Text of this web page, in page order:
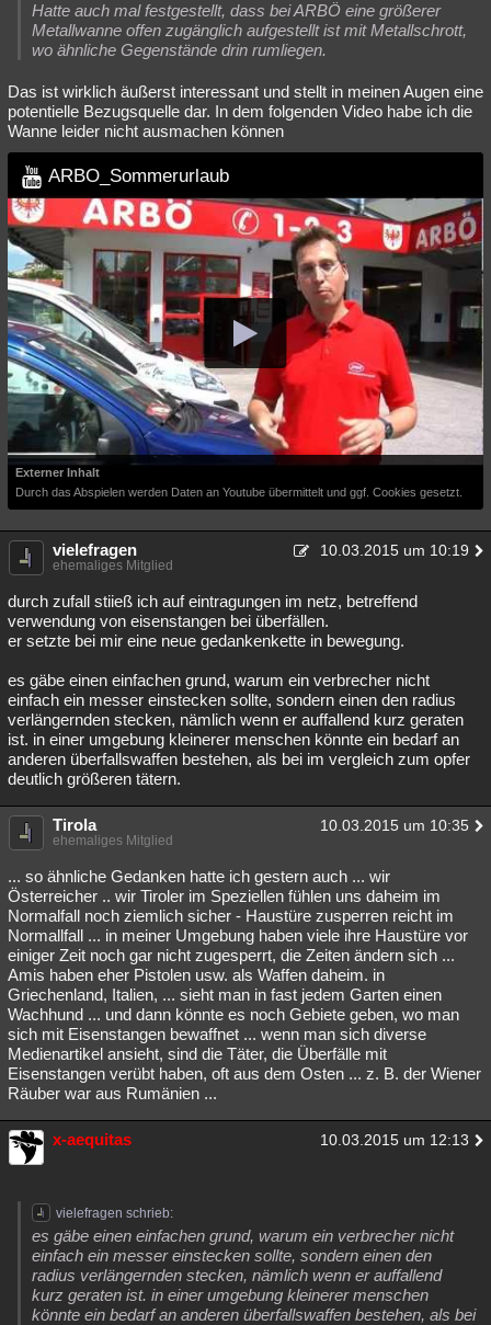
Hatte auch mal festgestellt, dass bei ARBÖ eine größerer
Metallwanne offen zugänglich aufgestellt ist mit Metallschrott,
wo ähnliche Gegenstände drin rumliegen.
Das ist wirklich äußerst interessant und stellt in meinen Augen eine
potentielle Bezugsquelle dar. In dem folgenden Video habe ich die
Wanne leider nicht ausmachen können
ARBO_Sommerurlaub
Externer Inhalt
Durch das Abspielen werden Daten an Youtube übermittelt und ggf. Cookies gesetzt.
vielefragen 10.03.2015 um 10:19
ehemaliges Mitglied
durch zufall stiieß ich auf eintragungen im netz, betreffend
verwendung von eisenstangen bei überfällen.
er setzte bei mir eine neue gedankenkette in bewegung.
es gäbe einen einfachen grund, warum ein verbrecher nicht
einfach ein messer einstecken sollte, sondern einen den radius
verlängernden stecken, nämlich wenn er auffallend kurz geraten
ist. in einer umgebung kleinerer menschen könnte ein bedarf an
anderen überfallswaffen bestehen, als bei im vergleich zum opfer
deutlich größeren tätern.
Tirola 10.03.2015 um 10:35
ehemaliges Mitglied
... so ähnliche Gedanken hatte ich gestern auch ... wir
Österreicher .. wir Tiroler im Speziellen fühlen uns daheim im
Normalfall noch ziemlich sicher - Haustüre zusperren reicht im
Normallfall ... in meiner Umgebung haben viele ihre Haustüre vor
einiger Zeit noch gar nicht zugesperrt, die Zeiten ändern sich ...
Amis haben eher Pistolen usw. als Waffen daheim. in
Griechenland, Italien, ... sieht man in fast jedem Garten einen
Wachhund ... und dann könnte es noch Gebiete geben, wo man
sich mit Eisenstangen bewaffnet ... wenn man sich diverse
Medienartikel ansieht, sind die Täter, die Überfälle mit
Eisenstangen verübt haben, oft aus dem Osten ... z. B. der Wiener
Räuber war aus Rumänien ...
x-aequitas 10.03.2015 um 12:13
vielefragen schrieb:
es gäbe einen einfachen grund, warum ein verbrecher nicht
einfach ein messer einstecken sollte, sondern einen den
radius verlängernden stecken, nämlich wenn er auffallend
kurz geraten ist. in einer umgebung kleinerer menschen
könnte ein bedarf an anderen überfallswaffen bestehen, als bei